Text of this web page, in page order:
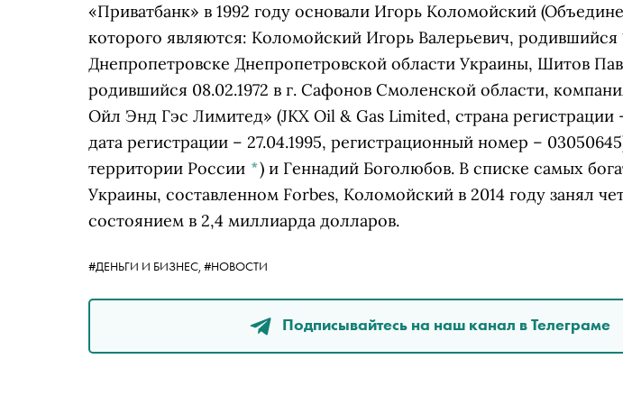
«Приватбанк» в 1992 году основали Игорь Коломойский
которого являются: Коломойский Игорь Валерьевич, родившийся
Днепропетровске Днепропетровской области Украины, Шитов
родившийся 08.02.1972 в г. Сафонов Смоленской области,
Ойл Энд Гэс Лимитед» (JKX Oil & Gas Limited, страна регистрации
дата регистрации – 27.04.1995, регистрационный номер –
территории России *) и Геннадий Боголюбов. В списке самых
Украины, составленном Forbes, Коломойский в 2014 году занял
состоянием в 2,4 миллиарда долларов.
#ДЕНЬГИ И БИЗНЕС, #НОВОСТИ
Подписывайтесь на наш канал в Телеграме